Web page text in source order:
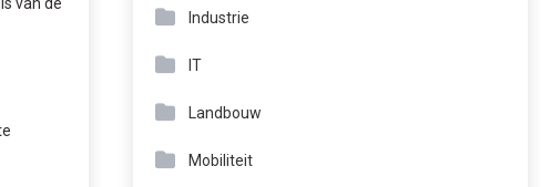
Industrie
IT
Landbouw
Mobiliteit